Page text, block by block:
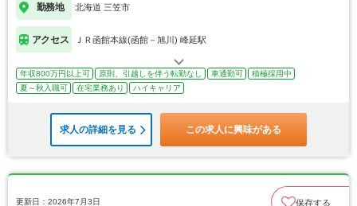
勤務地 北海道 三笠市
アクセス ＪＲ函館本線(函館－旭川) 峰延駅
年収800万円以上可 原則、引越しを伴う転勤なし 車通勤可
積極採用中
夏～秋入職可
在宅業務あり ハイキャリア
求人の詳細を見る この求人に興味がある
更新日：2026年7月3日 保存する